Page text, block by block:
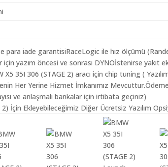
para iade garantisiRaceLogic ile hız ölçümü
yazım öncesi ve sonrası DYNOİstenirse yakıt
35I 306 (STAGE 2) aracı için chip tuning (
Her Yerine Hizmet İmkanımız
ve anlaşmalı bankalar için irtibata geçiniz)
İçin Ekleyebileceğimiz Diğer Ücretsiz Yazılım